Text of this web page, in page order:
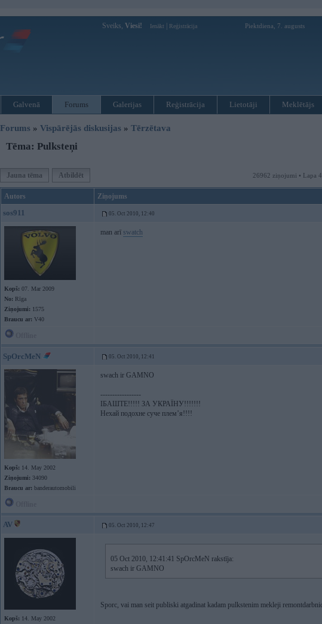
Sveiks, Viesi! Ienākt Reģistrācija Piektdiena, 7. augusts
Galvenā Forums Galerijas Reģistrācija Lietotāji Meklētājs
Forums » Vispārējās diskusijas » Tērzētava
Tēma: Pulksteņi
Jauna tēma Atbildēt 26962 ziņojumi • Lapa
Autors Ziņojums
sos911 05. Oct 2010, 12:40
Kopš: 07. Mar 2009
No: Rīga
Ziņojumi: 1575
Braucu ar: V40
man arī swatch
SpOrcMeN 05. Oct 2010, 12:41
Kopš: 14. May 2002
Ziņojumi: 34090
Braucu ar: banderautomobili
swach ir GAMNO
-----------------
ІБАШТЕ!!!!! ЗА УКРАЇНУ!!!!!!!
Нехай подохне суче плем’я!!!!
AV 05. Oct 2010, 12:47
Kopš: 14. May 2002
05 Oct 2010, 12:41:41 SpOrcMeN rakstīja:
swach ir GAMNO
Sporc, vai man seit publiski atgadinat kadam pulkstenim mekleji